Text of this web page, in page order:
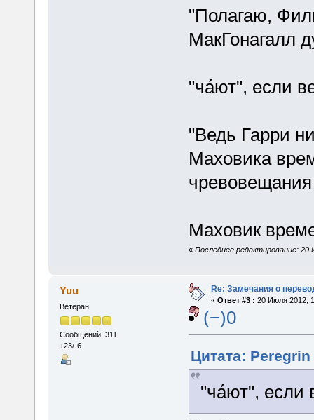
"Полагаю,
МакГонагалл
"ча́ют", если
"Ведь Гарри
Маховика
чревовещания
Маховик
« Последнее редактирование: 20
Yuu
Ветеран
Сообщений: 311
+23/-6
Re: Замечания о
« Ответ #3 : 20 Июля 2012,
(−)0
Цитата:
"ча́ют", если